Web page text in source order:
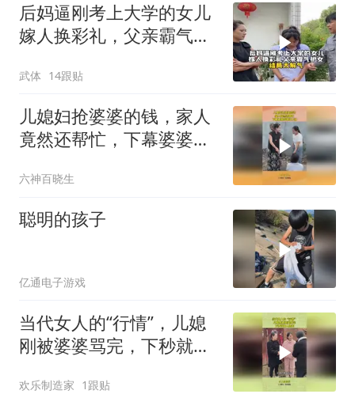
后妈逼刚考上大学的女儿
嫁人换彩礼，父亲霸气护
武体 14跟贴
儿媳妇抢婆婆的钱，家人
竟然还帮忙，下幕婆婆有
六神百晓生
聪明的孩子
亿通电子游戏
当代女人的“行情”，儿媳
刚被婆婆骂完，下秒就被
欢乐制造家 1跟贴